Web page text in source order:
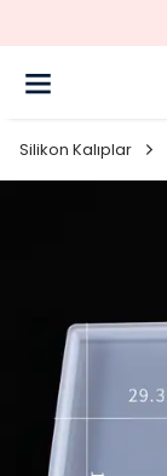
Silikon Kalıplar